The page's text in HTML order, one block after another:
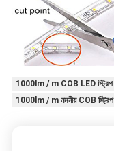
1000lm / m COB LED স্ট্রিপ
1000lm / m নমনীয় COB স্ট্রিপ